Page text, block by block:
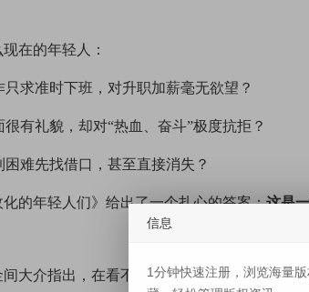
在的年轻人：
只求准时下班，对升职加薪毫无欲望？
很有礼貌，却对“热血、奋斗”极度抗拒？
困难先找借口，甚至直接消失？
化的年轻人们》给出了一个扎心的答案：这是
间大介指出，在看不见未来的社会，年轻人选
信息
1分钟快速注册，浏览海量